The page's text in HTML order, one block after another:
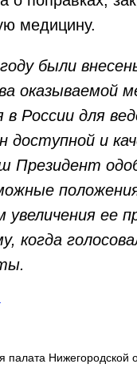
медицину.
были
оказываемой
в России для
доступной и
Президент
увеличения ее
когда
палата Нижегородской